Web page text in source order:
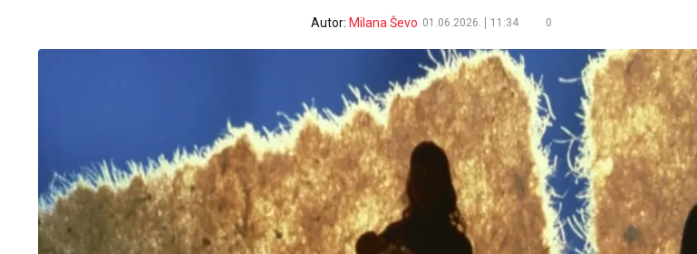
Autor: Milana Ševo 01.06.2026. 11:34 0